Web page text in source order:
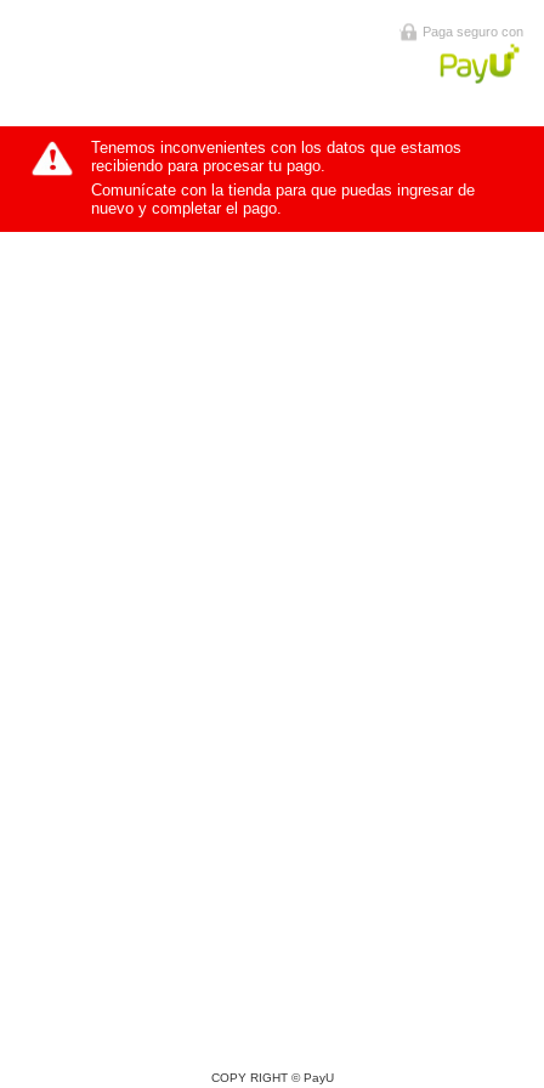
Paga seguro con
Tenemos inconvenientes con los datos que estamos
recibiendo para procesar tu pago.
Comunícate con la tienda para que puedas ingresar de
nuevo y completar el pago.
COPY RIGHT ©PayU